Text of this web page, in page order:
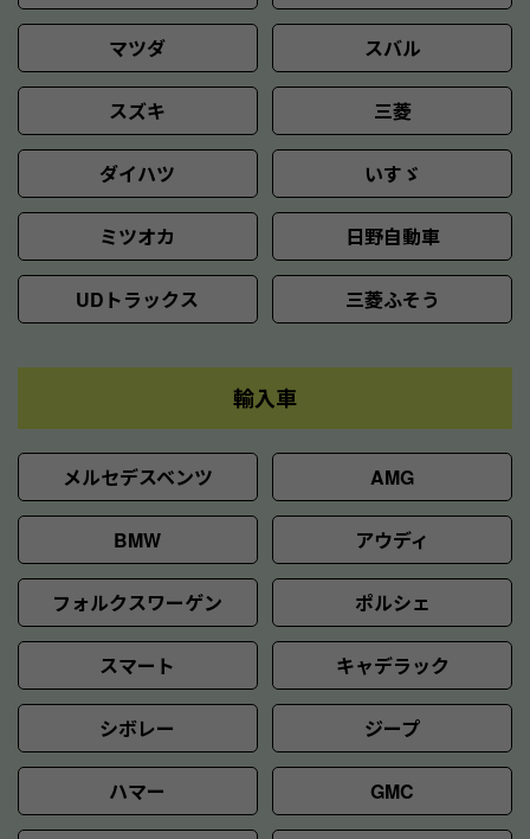
マツダ スバル
スズキ 三菱
ダイハツ いすゞ
ミツオカ 日野自動車
UDトラックス 三菱ふそう
輸入車
メルセデスベンツ AMG
BMW アウディ
フォルクスワーゲン ポルシェ
スマート キャデラック
シボレー ジープ
ハマー GMC